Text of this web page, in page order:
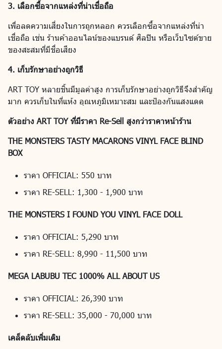
3. เลือกซื้อจากแหล่งที่น่าเชื่อถือ
เพื่อลดความเสี่ยงในการถูกหลอก ควรเลือกซื้อจากแหล่งที่น่า
เชื่อถือ เช่น ร้านค้าออนไลน์ของแบรนด์ ศิลปิน หรือเว็บไซต์ขาย
ของสะสมที่มีชื่อเสียง
4. เก็บรักษาอย่างถูกวิธี
ART TOY หลายชิ้นมีมูลค่าสูง การเก็บรักษาอย่างถูกวิธีจึงสำคัญ
มาก ควรเก็บในที่แห้ง อุณหภูมิเหมาะสม และป้องกันแสงแดด
ตัวอย่าง ART TOY ที่มีราคา Re-Sell สูงกว่าราคาหน้าร้าน
THE MONSTERS TASTY MACARONS VINYL FACE BLIND
BOX
ราคา OFFICIAL: 550 บาท
ราคา RE-SELL: 1,300 - 1,900 บาท
THE MONSTERS I FOUND YOU VINYL FACE DOLL
ราคา OFFICIAL: 5,290 บาท
ราคา RE-SELL: 8,990 - 11,500 บาท
MEGA LABUBU TEC 1000% ALL ABOUT US
ราคา OFFICIAL: 26,390 บาท
ราคา RE-SELL: 35,000 - 70,000 บาท
เคล็ดลับเพิ่มเติม